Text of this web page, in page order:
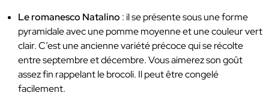
Le romanesco Natalino : il se présente sous une forme
pyramidale avec une pomme moyenne et une couleur vert
clair. C’est une ancienne variété précoce qui se récolte
entre septembre et décembre. Vous aimerez son goût
assez fin rappelant le brocoli. Il peut être congelé
facilement.